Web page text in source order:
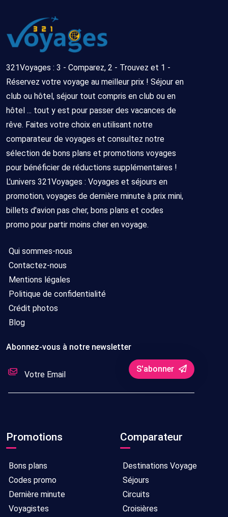
321Voyages : 3 - Comparez, 2 - Trouvez et 1 -
Réservez votre voyage au meilleur prix ! Séjour en
club ou hôtel, séjour tout compris en club ou en
hôtel ... tout y est pour passer des vacances de
rêve. Faites votre choix en utilisant notre
comparateur de voyages et consultez notre
sélection de bons plans et promotions voyages
pour bénéficier de réductions supplémentaires !
L'univers 321Voyages : Voyages et séjours en
promotion, voyages de dernière minute à prix mini,
billets d'avion pas cher, bons plans et codes
promo pour partir moins cher en voyage.
Qui sommes-nous
Contactez-nous
Mentions légales
Politique de confidentialité
Crédit photos
Blog
Abonnez-vous à notre newsletter
S'abonner
Promotions
Bons plans
Codes promo
Dernière minute
Voyagistes
Comparateur
Destinations Voyage
Séjours
Circuits
Croisières